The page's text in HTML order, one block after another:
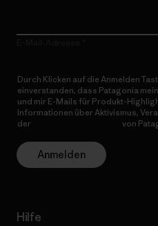
Durch Klicken auf die Anmelden
einverstanden, dass Patagonia
und mir E-Mails für Produkt-
Informationen über Aktivismus,
der
von
Anmelden
Hilfe